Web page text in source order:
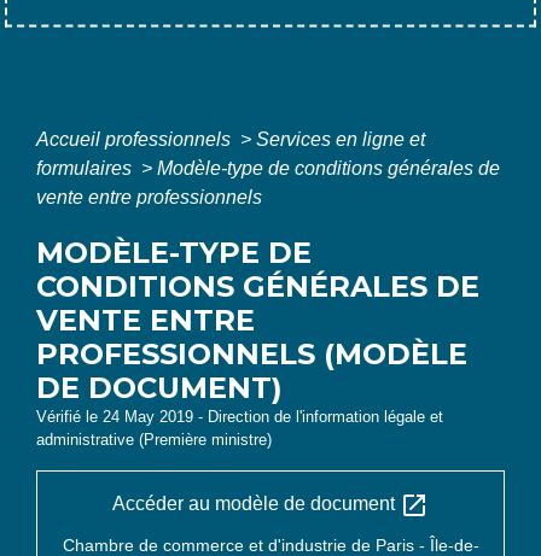
Accueil professionnels > Services en ligne et
formulaires > Modèle-type de conditions générales de
vente entre professionnels
MODÈLE-TYPE DE
CONDITIONS GÉNÉRALES DE
VENTE ENTRE
PROFESSIONNELS (MODÈLE
DE DOCUMENT)
Vérifié le 24 May 2019 - Direction de l'information légale et
administrative (Première ministre)
Accéder au modèle de document open_in_new
Chambre de commerce et d'industrie de Paris - Île-de-